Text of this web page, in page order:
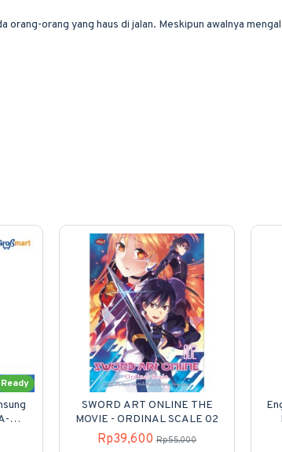
orang yang haus di jalan. Meskipun awalnya
Ready
SWORD ART ONLINE THE
MOVIE - ORDINAL SCALE 02
Rp39,600 Rp55,000